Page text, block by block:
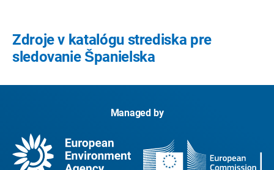
Zdroje v katalógu strediska pre
sledovanie Španielska
Managed by